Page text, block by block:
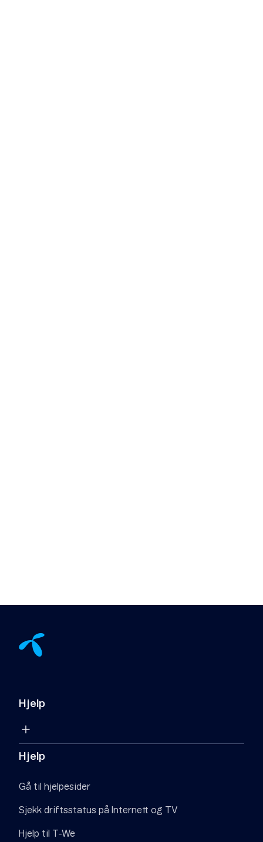
Hjelp
Hjelp
Gå til hjelpesider
Sjekk driftsstatus på Internett og TV
Hjelp til T-We